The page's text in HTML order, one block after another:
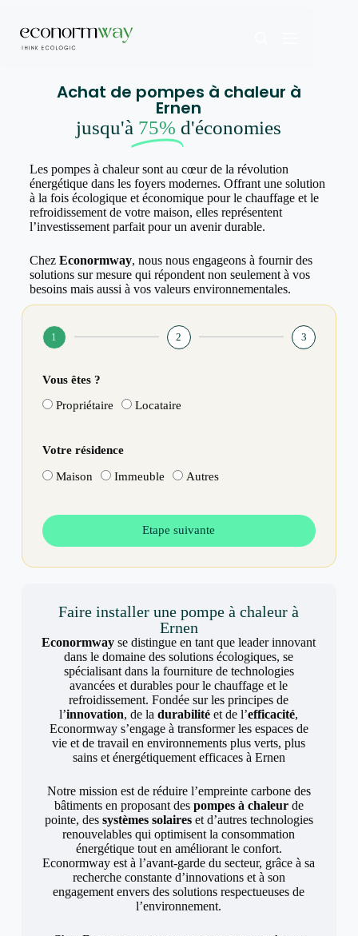
Achat de pompes à chaleur à
Ernen
jusqu'à 75% d'économies
Les pompes à chaleur sont au cœur de la révolution
énergétique dans les foyers modernes. Offrant une solution
à la fois écologique et économique pour le chauffage et le
refroidissement de votre maison, elles représentent
l’investissement parfait pour un avenir durable.
Chez Econormway, nous nous engageons à fournir des
solutions sur mesure qui répondent non seulement à vos
besoins mais aussi à vos valeurs environnementales.
1 2 3
Vous êtes ?
Propriétaire Locataire
Votre résidence
Maison Immeuble Autres
Etape suivante
Faire installer une pompe à chaleur à
Ernen
Econormway se distingue en tant que leader innovant
dans le domaine des solutions écologiques, se
spécialisant dans la fourniture de technologies
avancées et durables pour le chauffage et le
refroidissement. Fondée sur les principes de
l’innovation, de ladurabilité et de l’efficacité,
Econormway s’engage à transformer les espaces de
vie et de travail en environnements plus verts, plus
sains et énergétiquement efficaces à Ernen
Notre mission est de réduire l’empreinte carbone des
bâtiments en proposant des pompes à chaleurde
pointe, des systèmes solaireset d’autres technologies
renouvelables qui optimisent la consommation
énergétique tout en améliorant le confort.
Econormway est à l’avant-garde du secteur, grâce à sa
recherche constante d’innovations et à son
engagement envers des solutions respectueuses de
l’environnement.